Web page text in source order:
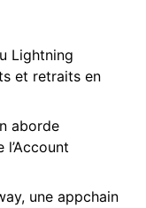
Lightning
et retraits en
aborde
l’Account
une appchain